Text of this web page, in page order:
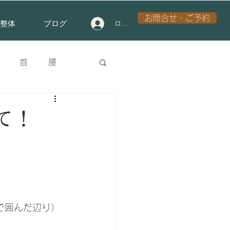
体 ブログ ログイン
お問合せ・ご予約
首 腰
！
んだ辺り）